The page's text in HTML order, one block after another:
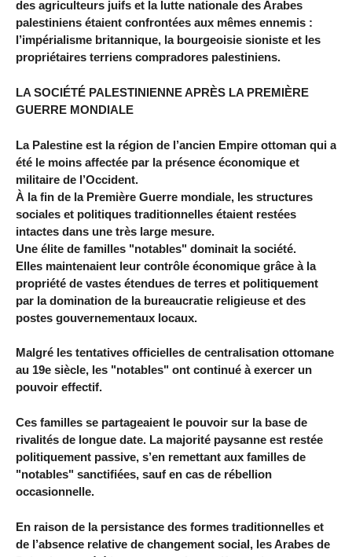
des agriculteurs juifs et la lutte nationale des Arabes
palestiniens étaient confrontées aux mêmes ennemis :
l’impérialisme britannique, la bourgeoisie sioniste et les
propriétaires terriens compradores palestiniens.
LA SOCIÉTÉ PALESTINIENNE APRÈS LA PREMIÈRE
GUERRE MONDIALE
La Palestine est la région de l’ancien Empire ottoman qui a
été le moins affectée par la présence économique et
militaire de l’Occident.
À la fin de la Première Guerre mondiale, les structures
sociales et politiques traditionnelles étaient restées
intactes dans une très large mesure.
Une élite de familles "notables" dominait la société.
Elles maintenaient leur contrôle économique grâce à la
propriété de vastes étendues de terres et politiquement
par la domination de la bureaucratie religieuse et des
postes gouvernementaux locaux.
Malgré les tentatives officielles de centralisation ottomane
au 19e siècle, les "notables" ont continué à exercer un
pouvoir effectif.
Ces familles se partageaient le pouvoir sur la base de
rivalités de longue date. La majorité paysanne est restée
politiquement passive, s’en remettant aux familles de
"notables" sanctifiées, sauf en cas de rébellion
occasionnelle.
En raison de la persistance des formes traditionnelles et
de l’absence relative de changement social, les Arabes de